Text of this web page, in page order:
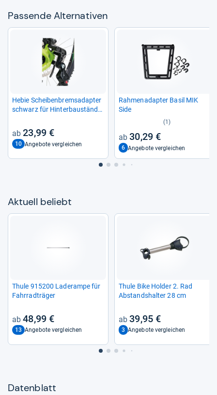
Pas­sende Alter­na­ti­ven
Hebie Schei­ben­bremsa­d­ap­ter
schwarz für Hin­ter­bau­stän­der
23,99 €
10 Angebote vergleichen
Rah­me­na­d­ap­ter Basil MIK
Side
(1)
30,29 €
6 Angebote vergleichen
Aktu­ell beliebt
Thule 915200 Lade­rampe für
Fahr­rad­t­rä­ger
48,99 €
13 Angebote vergleichen
Thule Bike Hol­der 2. Rad
Abstands­hal­ter 28 cm
39,95 €
3 Angebote vergleichen
Datenblatt